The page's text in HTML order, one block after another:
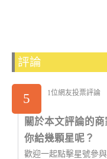
評論
5 1位網友投票評論
關於本文評論的
你給幾顆星呢？
歡迎一起點擊星號參與